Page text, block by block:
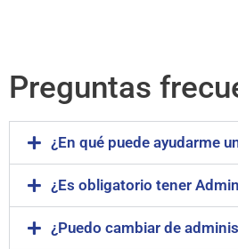
Preguntas
¿En qué puede ayudarme
¿Es obligatorio tener
¿Puedo cambiar de